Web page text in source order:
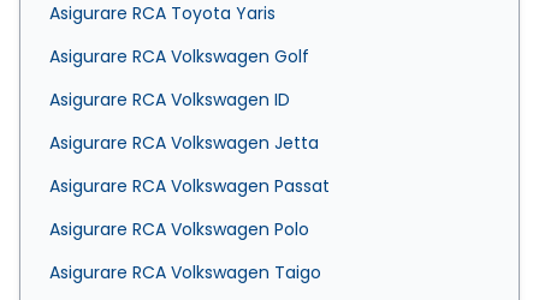
Asigurare RCA Toyota Yaris
Asigurare RCA Volkswagen Golf
Asigurare RCA Volkswagen ID
Asigurare RCA Volkswagen Jetta
Asigurare RCA Volkswagen Passat
Asigurare RCA Volkswagen Polo
Asigurare RCA Volkswagen Taigo